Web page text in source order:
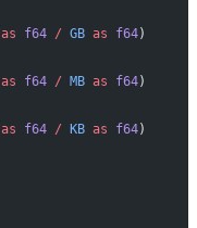
as f64 / GB as f64)
as f64 / MB as f64)
as f64 / KB as f64)